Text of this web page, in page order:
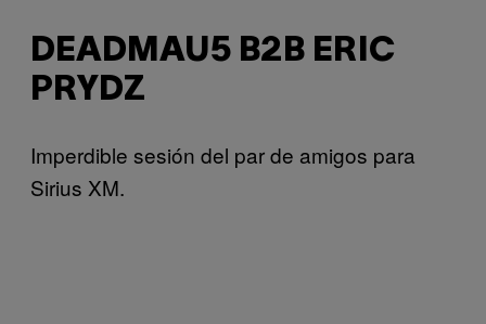
DEADMAU5 B2B ERIC
PRYDZ
Imperdible sesión del par de amigos para
Sirius XM.